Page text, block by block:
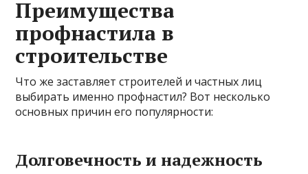
Преимущества
профнастила в
строительстве
Что же заставляет строителей и частных лиц
выбирать именно профнастил? Вот несколько
основных причин его популярности:
Долговечность и надежность